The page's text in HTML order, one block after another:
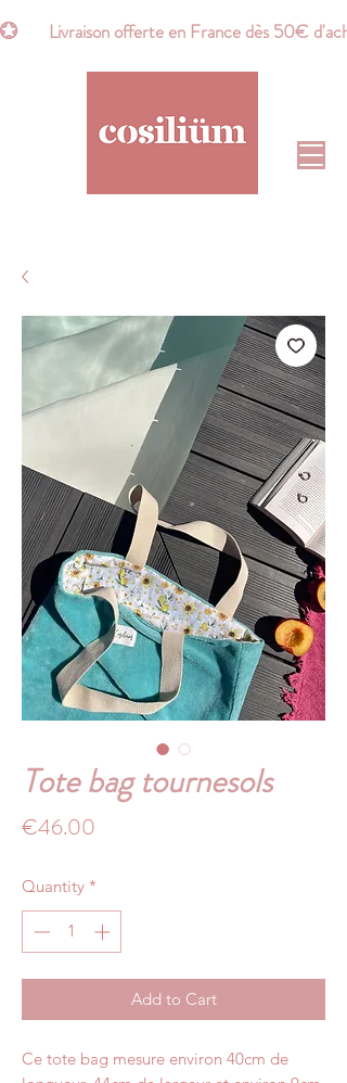
💮       Livraison offerte en France dès 50€
Tote bag tournesols
€46.00
Quantity *
Add to Cart
Ce tote bag mesure environ 40cm de